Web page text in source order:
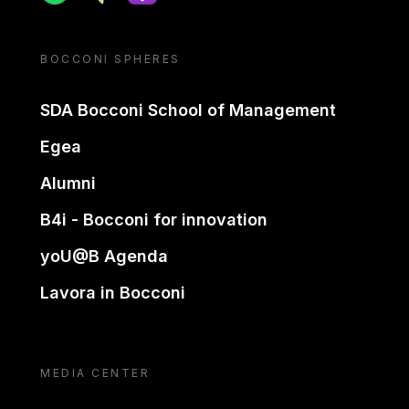
BOCCONI SPHERES
SDA Bocconi School of Management
Egea
Alumni
B4i - Bocconi for innovation
yoU@B Agenda
Lavora in Bocconi
MEDIA CENTER